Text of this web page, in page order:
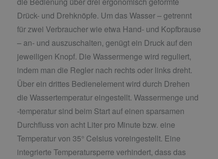
Drück- und Drehknöpfe. Um das Wasser – getrennt
für zwei Verbraucher wie etwa Hand- und Kopfbrause
– an- und auszuschalten, genügt ein Druck auf den
jeweiligen Knopf. Die Wassermenge wird reguliert,
indem man die Regler nach rechts oder links dreht.
Über ein drittes Bedienelement wird durch Drehen
die Wassertemperatur eingestellt. Wassermenge und
-temperatur sind beim Start auf einen sparsamen
Durchfluss von acht Liter pro Minute bzw. eine
Temperatur von 35° Celsius voreingestellt. Eine
integrierte Temperatursperre verhindert, dass das